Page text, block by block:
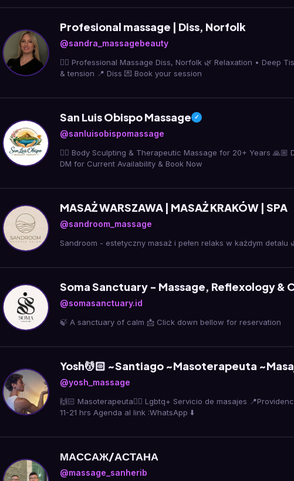
Profesional massage | Diss, Norfolk
@sandra_massagebeauty
💆‍♀️ Professional Massage Diss, Norfolk 🌿 Relaxation • Deep
& tension 📍 Diss 💌 Book your session
San Luis Obispo Massage ✓
@sanluisobispomassage
💆‍♀️ Body Sculpting & Therapeutic Massage for 20+ Years
DM for Current Availability & Book Now
MASAŻ WARSZAWA | MASAŻ KRAKÓW | SPA
@sandroom_massage
Sandroom - estetyczny masaż i pełen relaks w każdym detalu
Soma Sanctuary - Massage, Reflexology &
@somasanctuary.id
🍃 A sanctuary of calm 📩 Click down bellow for reservation
Yosh💆🏻 ~Santiago ~Masoterapeuta
@yosh_massage
🙌🏻 Masoterapeuta🏳️‍🌈 Lgbtq+ Servicio de masajes
11-21 hrs Agenda al link :WhatsApp ⬇️
МАССАЖ/АСТАНА
@massage_sanherib